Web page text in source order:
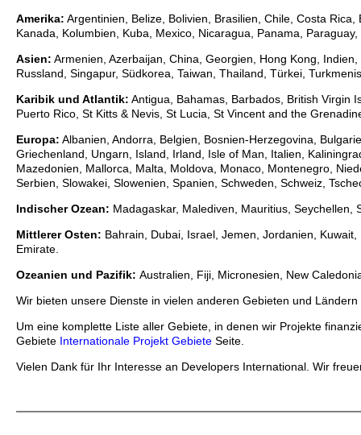
Amerika: Argentinien, Belize, Bolivien, Brasilien, Chile, Costa
Kanada, Kolumbien, Kuba, Mexico, Nicaragua, Panama,
Asien: Armenien, Azerbaijan, China, Georgien, Hong Kong,
Russland, Singapur, Südkorea, Taiwan, Thailand, Türkei,
Karibik und Atlantik: Antigua, Bahamas, Barbados, British Virgin
Puerto Rico, St Kitts & Nevis, St Lucia, St Vincent and the
Europa: Albanien, Andorra, Belgien, Bosnien-Herzegovina,
Griechenland, Ungarn, Island, Irland, Isle of Man, Italien,
Mazedonien, Mallorca, Malta, Moldova, Monaco, Montenegro,
Serbien, Slowakei, Slowenien, Spanien, Schweden, Schweiz,
Indischer Ozean: Madagaskar, Malediven, Mauritius, Seychellen,
Mittlerer Osten: Bahrain, Dubai, Israel, Jemen, Jordanien,
Emirate.
Ozeanien und Pazifik: Australien, Fiji, Micronesien, New
Wir bieten unsere Dienste in vielen anderen Gebieten und Ländern
Um eine komplette Liste aller Gebiete, in denen wir Projekte
Gebiete Internationale Projekt Gebiete Seite.
Vielen Dank für Ihr Interesse an Developers International. Wir